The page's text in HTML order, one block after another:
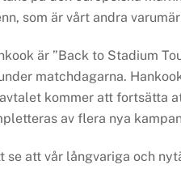
som är vårt andra
är ”Back to Stadium
matchdagarna.
kommer att fortsätta
av flera nya
att vår långvariga och